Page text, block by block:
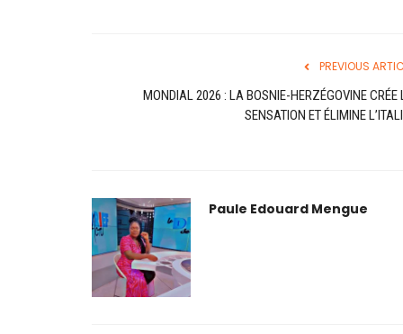
PREVIOUS
MONDIAL 2026 : LA BOSNIE-HERZÉGOVINE CRÉE
SENSATION ET ÉLIMINE
Paule Edouard Mengue